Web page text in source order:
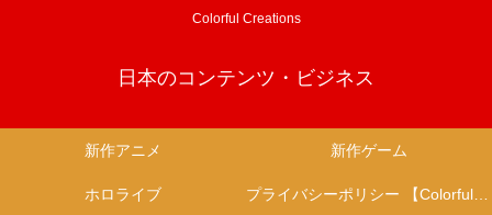
Colorful Creations
日本のコンテンツ・ビジネス
新作アニメ 新作ゲーム
ホロライブ プライバシーポリシー 【Colorful Creation】